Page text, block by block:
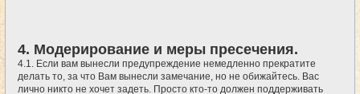
4. Модерирование и меры пресечения.
4.1. Если вам вынесли предупреждение немедленно прекратите
делать то, за что Вам вынесли замечание, но не обижайтесь. Вас
лично никто не хочет задеть. Просто кто-то должен поддерживать